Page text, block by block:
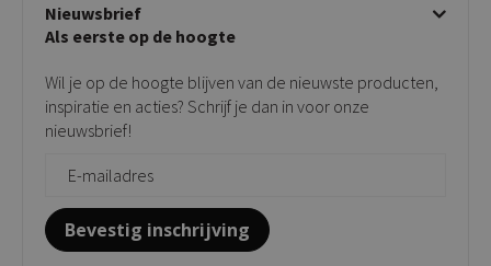
Privacy policy
Taupe stoelen
Tuinstoelen
Bijzettafels
Showroom
Contact
Onderhoudsproducten
Vloerbescherming
Giftcards
Nieuwsbrief
Als eerste op de hoogte
Wil je op de hoogte blijven van de nieuwste producten,
inspiratie en acties? Schrijf je dan in voor onze
nieuwsbrief!
Bevestig inschrijving